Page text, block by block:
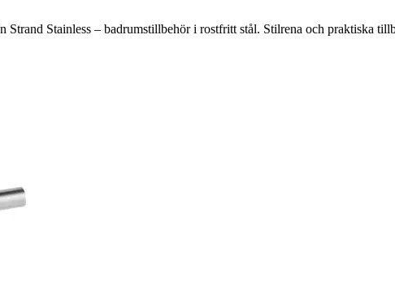
Stainless – badrumstillbehör i rostfritt stål. Stilrena och praktiska